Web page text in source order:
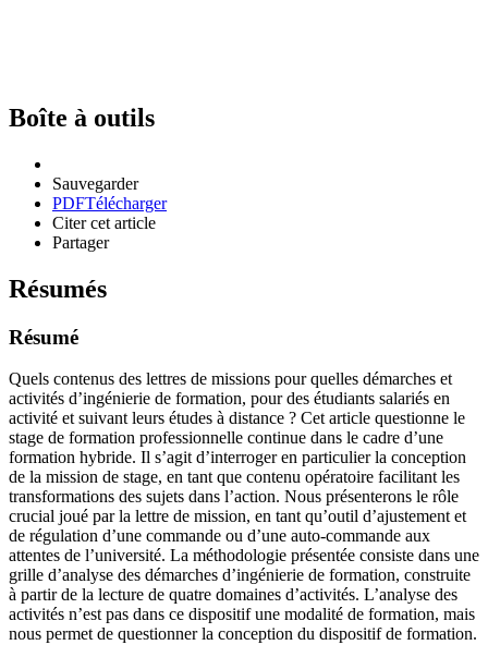
Boîte à outils
Sauvegarder
PDFTélécharger
Citer cet article
Partager
Résumés
Résumé
Quels contenus des lettres de missions pour quelles démarches et
activités d’ingénierie de formation, pour des étudiants salariés en
activité et suivant leurs études à distance ? Cet article questionne le
stage de formation professionnelle continue dans le cadre d’une
formation hybride. Il s’agit d’interroger en particulier la conception
de la mission de stage, en tant que contenu opératoire facilitant les
transformations des sujets dans l’action. Nous présenterons le rôle
crucial joué par la lettre de mission, en tant qu’outil d’ajustement et
de régulation d’une commande ou d’une auto-commande aux
attentes de l’université. La méthodologie présentée consiste dans une
grille d’analyse des démarches d’ingénierie de formation, construite
à partir de la lecture de quatre domaines d’activités. L’analyse des
activités n’est pas dans ce dispositif une modalité de formation, mais
nous permet de questionner la conception du dispositif de formation.